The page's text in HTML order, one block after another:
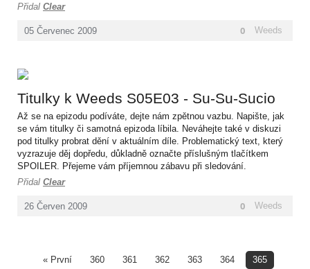
05 Červenec 2009
Přidal Clear
0 Weeds
26 Červen 2009
Titulky k Weeds S05E03 - Su-Su-Sucio
Až se na epizodu podíváte, dejte nám zpětnou vazbu. Napište, jak
se vám titulky či samotná epizoda líbila. Neváhejte také v diskuzi
pod titulky probrat dění v aktuálním díle. Problematický text, který
vyzrazuje děj dopředu, důkladně označte příslušným tlačítkem
SPOILER. Přejeme vám příjemnou zábavu při sledování.
Přidal Clear
0 Weeds
« První 360 361 362 363 364 365